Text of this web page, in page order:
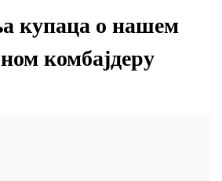
купаца о нашем
комбајдеру